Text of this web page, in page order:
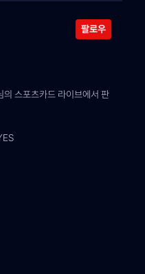
팔로우
스포츠카드 라이브에서 판